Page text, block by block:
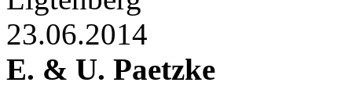
23.06.2014
E. & U. Paetzke